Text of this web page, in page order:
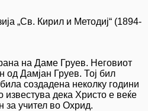
„Св. Кирил и Методиј“ (1894-
на Даме Груев. Неговиот
од Дамјан Груев. Тој бил
создадена неколку години
дека Христо е веќе
за учител во Охрид.